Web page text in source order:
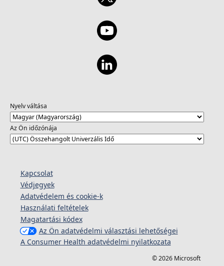
Nyelv váltása
Az Ön időzónája
Kapcsolat
Védjegyek
Adatvédelem és cookie-k
Használati feltételek
Magatartási kódex
Az Ön adatvédelmi választási lehetőségei
A Consumer Health adatvédelmi nyilatkozata
© 2026 Microsoft